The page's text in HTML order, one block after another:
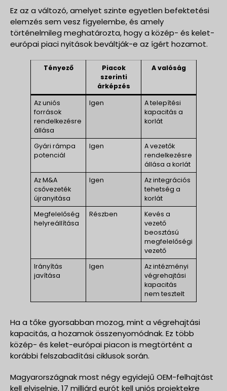
Ez az a változó, amelyet szinte egyetlen befektetési
elemzés sem vesz figyelembe, és amely
történelmileg meghatározta, hogy a közép- és kelet-
európai piaci nyitások beváltják-e az ígért hozamot.
Tényező
Piacok
szerinti
árképzés
A valóság
Az uniós
források
rendelkezésre
állása
Igen
A telepítési
kapacitás a
korlát
Gyári rámpa
potenciál
Igen
A vezetők
rendelkezésre
állása a korlát
Az M&A
csővezeték
újranyitása
Igen
Az integrációs
tehetség a
korlát
Megfelelőség
helyreállítása
Részben
Kevés a
vezető
beosztású
megfelelőségi
vezető
Irányítás
javítása
Igen
Az intézményi
végrehajtási
kapacitás
nem tesztelt
Ha a tőke gyorsabban mozog, mint a végrehajtási
kapacitás, a hozamok összenyomódnak. Ez több
közép- és kelet-európai piacon is megtörtént a
korábbi felszabadítási ciklusok során.
Magyarországnak most négy egyidejű OEM-felhajtást
kell elviselnie, 17 milliárd eurót kell uniós projektekre